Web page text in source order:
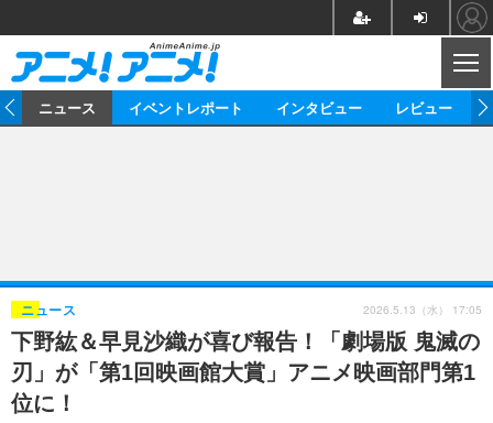
ゲーム グッズ
イベント 海外
海外イベント ビジネス
俳優・タレント アーティスト
ビジネス
アニメ 実写
書評 イベント
動画
連載・コラム
ニュース イベントレポート インタビュー レビュー
下野紘＆早見沙織が喜び報告！「劇場版 鬼滅の
刃」が「第1回映画館大賞」アニメ映画部門第1
位に！
ニュース 2026.5.13（水） 17:05